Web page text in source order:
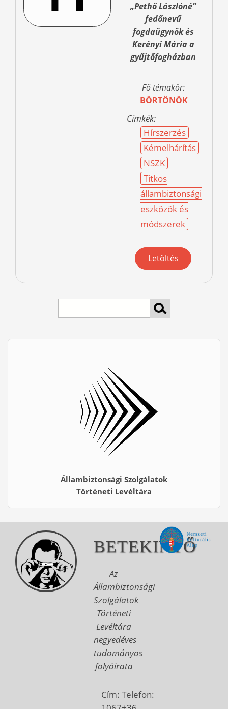
„Pethő Lászlóné”
fedőnevű
fogdaügynök és
Kerényi Mária a
gyűjtőfogházban
Fő témakör:
BÖRTÖNÖK
Címkék:
Hírszerzés
Kémelhárítás
NSZK
Titkos
állambiztonsági
eszközök és
módszerek
Letöltés
Állambiztonsági Szolgálatok
Történeti Levéltára
BETEKINTŐ
Az
Állambiztonsági
Szolgálatok
Történeti
Levéltára
negyedéves
tudományos
folyóirata
Cím: Telefon: